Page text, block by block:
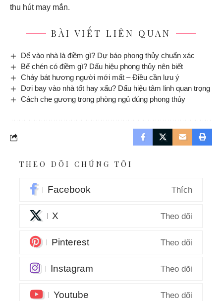
thu hút may mắn.
BÀI VIẾT LIÊN QUAN
Dế vào nhà là điềm gì? Dự báo phong thủy chuẩn xác
Bể chén có điềm gì? Dấu hiệu phong thủy nên biết
Cháy bát hương người mới mất – Điều cần lưu ý
Dơi bay vào nhà tốt hay xấu? Dấu hiệu tâm linh quan trọng
Cách che gương trong phòng ngủ đúng phong thủy
THEO DÕI CHÚNG TÔI
Facebook Thích
X Theo dõi
Pinterest Theo dõi
Instagram Theo dõi
Youtube Theo dõi